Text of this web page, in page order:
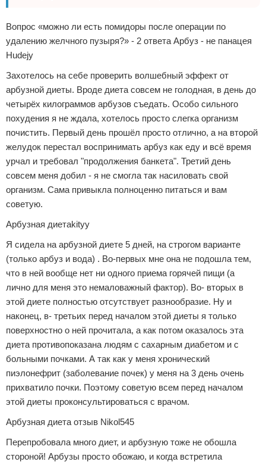
Йога и пилатес
Волейбол
Детский спорт
Зимние виды спорта
Тренировки дома
Спортивное питание
Вопрос «можно ли есть помидоры после операции по
удалению желчного пузыря?» - 2 ответа Арбуз - не панацея
Hudejy
Захотелось на себе проверить волшебный эффект от
арбузной диеты. Вроде диета совсем не голодная, в день до
четырёх килограммов арбузов съедать. Особо сильного
похудения я не ждала, хотелось просто слегка организм
почистить. Первый день прошёл просто отлично, а на второй
желудок перестал воспринимать арбуз как еду и всё время
урчал и требовал "продолжения банкета". Третий день
совсем меня добил - я не смогла так насиловать свой
организм. Сама привыкла полноценно питаться и вам
советую.
Арбузная диетаkityy
Я сидела на арбузной диете 5 дней, на строгом варианте
(только арбуз и вода) . Во-первых мне она не подошла тем,
что в ней вообще нет ни одного приема горячей пищи (а
лично для меня это немаловажный фактор). Во- вторых в
этой диете полностью отсутствует разнообразие. Ну и
наконец, в- третьих перед началом этой диеты я только
поверхностно о ней прочитала, а как потом оказалось эта
диета противопоказана людям с сахарным диабетом и с
больными почками. А так как у меня хронический
пиэлонефрит (заболевание почек) у меня на 3 день очень
прихватило почки. Поэтому советую всем перед началом
этой диеты проконсультироваться с врачом.
Арбузная диета отзыв Nikol545
Перепробовала много диет, и арбузную тоже не обошла
стороной! Арбузы просто обожаю, и когда встретила